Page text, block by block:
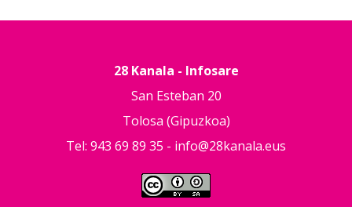
28 Kanala - Infosare
San Esteban 20
Tolosa (Gipuzkoa)
Tel: 943 69 89 35 - info@28kanala.eus